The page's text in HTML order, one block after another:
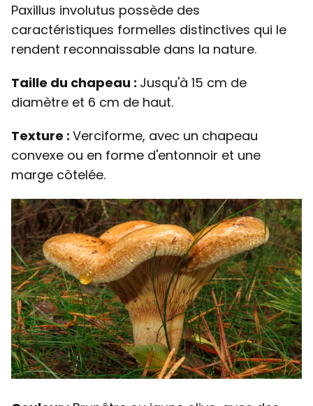
Paxillus involutus possède des
caractéristiques formelles distinctives qui le
rendent reconnaissable dans la nature.
Taille du chapeau : Jusqu'à 15 cm de
diamètre et 6 cm de haut.
Texture : Verciforme, avec un chapeau
convexe ou en forme d'entonnoir et une
marge côtelée.